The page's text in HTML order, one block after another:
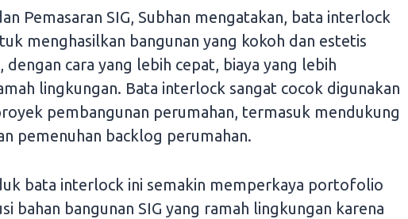
Pemasaran SIG, Subhan mengatakan, bata interlock
menghasilkan bangunan yang kokoh dan estetis
dengan cara yang lebih cepat, biaya yang lebih
lingkungan. Bata interlock sangat cocok digunakan
pembangunan perumahan, termasuk mendukung
pemenuhan backlog perumahan.
bata interlock ini semakin memperkaya portofolio
bahan bangunan SIG yang ramah lingkungan karena